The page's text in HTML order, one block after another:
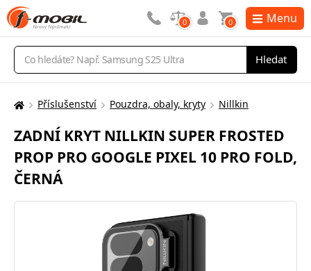
Vyhledávání
Hledat
0 0 Menu
Zde
nacházíte:
Příslušenství Pouzdra, obaly, kryty Nillkin
ZADNÍ KRYT NILLKIN SUPER FROSTED
PROP PRO GOOGLE PIXEL 10 PRO FOLD,
ČERNÁ